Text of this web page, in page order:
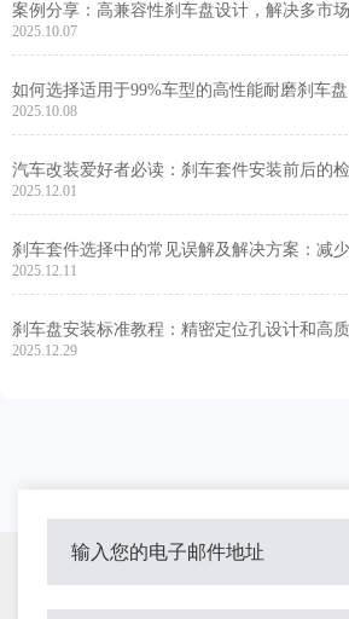
案例分享：高兼容性刹车盘设计，解决多市
2025.10.07
如何选择适用于99%车型的高性能耐磨刹车
2025.10.08
汽车改装爱好者必读：刹车套件安装前后的
2025.12.01
刹车套件选择中的常见误解及解决方案：减
2025.12.11
刹车盘安装标准教程：精密定位孔设计和高
2025.12.29